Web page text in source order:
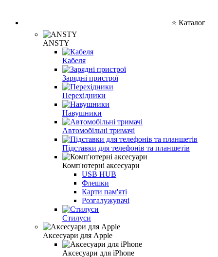
⭐ Каталог
ANSTY
Кабеля
Зарядні пристрої
Перехідники
Навушники
Автомобільні тримачі
Підставки для телефонів та планшетів
Комп'ютерні аксесуари
USB HUB
Флешки
Карти пам'яті
Розгалужувачі
Стилуси
Аксесуари для Apple
Аксесуари для iPhone